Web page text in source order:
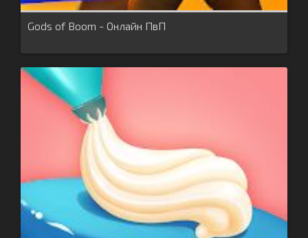
Gods of Boom - Онлайн ПвП